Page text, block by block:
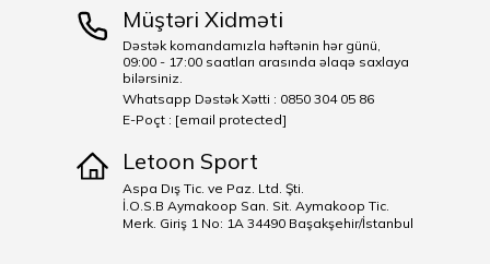
Müştəri Xidməti
Dəstək komandamızla həftənin hər günü,
09:00 - 17:00 saatları arasında əlaqə saxlaya
bilərsiniz.
Whatsapp Dəstək Xətti : 0850 304 05 86
E-Poçt : [email protected]
Letoon Sport
Aspa Dış Tic. ve Paz. Ltd. Şti.
İ.O.S.B Aymakoop San. Sit. Aymakoop Tic.
Merk. Giriş 1 No: 1A 34490 Başakşehir/İstanbul